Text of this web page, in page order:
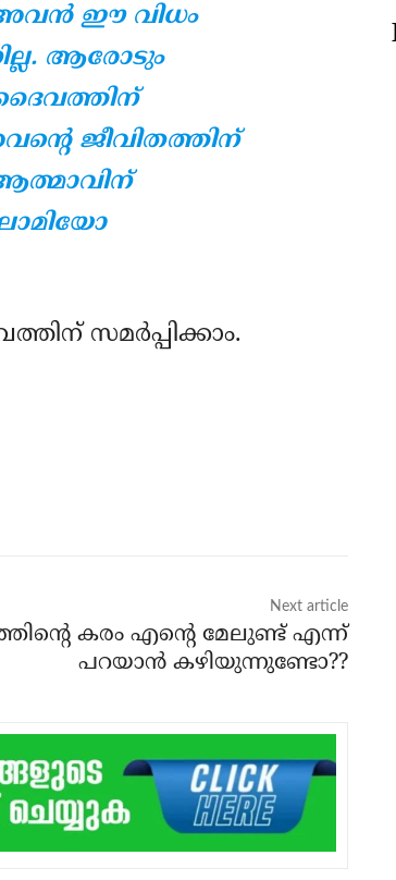
ഈ വിധം
ആരോടും
ദൈവത്തിന്
ജീവിതത്തിന്
സമര്‍പ്പിക്കാം.
Next article
കരം എന്റെ മേലുണ്ട് എന്ന്
പറയാന്‍ കഴിയുന്നുണ്ടോ??